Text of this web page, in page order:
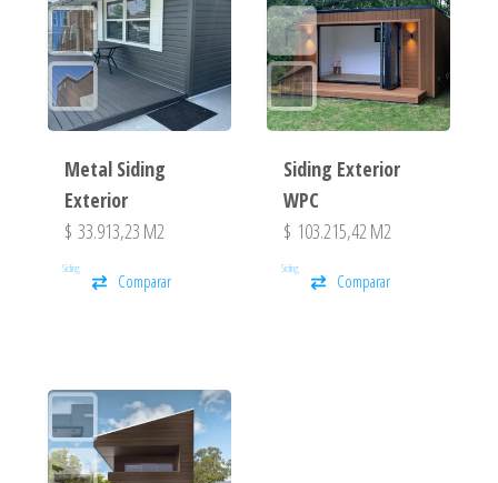
Metal Siding
Exterior
$ 33.913,23 M2
Siding
Comparar
Siding Exterior
WPC
$ 103.215,42M2
Siding
Comparar